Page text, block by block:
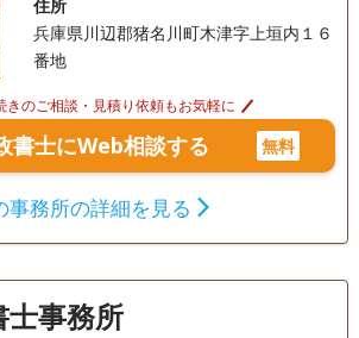
住所
兵庫県川辺郡猪名川町木津字上垣内１６
番地
きのご相談・見積り依頼もお気軽に
書士にWeb相談する 無料
事務所の詳細を見る
士事務所